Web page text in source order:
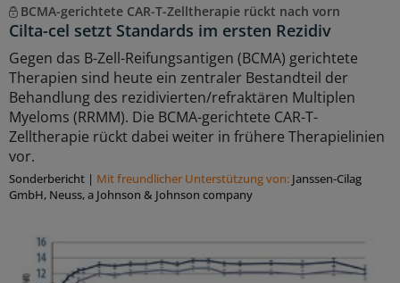
BCMA-gerichtete CAR-T-Zelltherapie rückt nach vorn
Cilta-cel setzt Standards im ersten Rezidiv
Gegen das B-Zell-Reifungsantigen (BCMA) gerichtete
Therapien sind heute ein zentraler Bestandteil der
Behandlung des rezidivierten/refraktären Multiplen
Myeloms (RRMM). Die BCMA-gerichtete CAR-T-
Zelltherapie rückt dabei weiter in frühere Therapielinien
vor.
Sonderbericht | Mit freundlicher Unterstützung von: Janssen-Cilag
GmbH, Neuss, a Johnson & Johnson company